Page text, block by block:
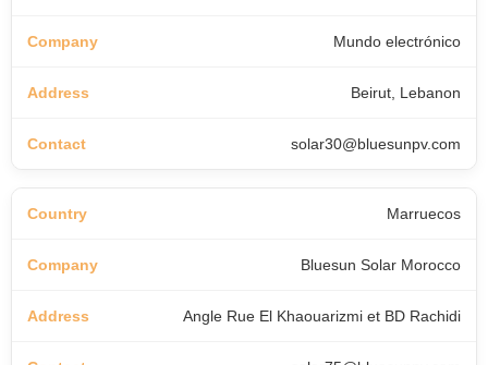
Mundo electrónico
Beirut, Lebanon
solar30@bluesunpv.com
Marruecos
Bluesun Solar Morocco
Angle Rue El Khaouarizmi et BD Rachidi